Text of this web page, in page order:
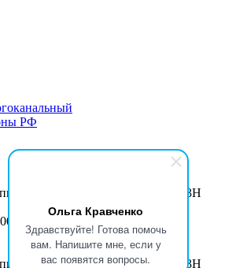
Ольга Кравченко
Здравствуйте! Готова помочь
вам. Напишите мне, если у
вас появятся вопросы.
РФ
пр-д, д. 47, ПОМЕЩ. 13Н
пр-д, д. 47, ПОМЕЩ. 13Н